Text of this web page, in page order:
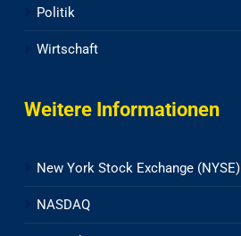
Politik
Wirtschaft
Weitere Informationen
New York Stock Exchange (NYSE)
NASDAQ